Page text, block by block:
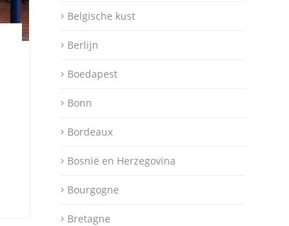
Belgische kust
Berlijn
Boedapest
Bonn
Bordeaux
Bosnië en Herzegovina
Bourgogne
Bretagne